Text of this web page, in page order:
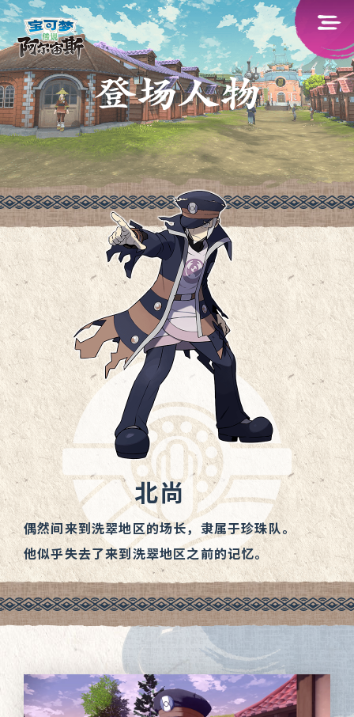
北尚
偶然间来到洗翠地区的场长，隶属于珍珠队。
他似乎失去了来到洗翠地区之前的记忆。